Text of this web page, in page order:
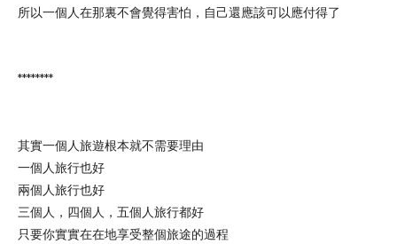
所以一個人在那裏不會覺得害怕，自己還應該可以應付得了
********
其實一個人旅遊根本就不需要理由
一個人旅行也好
兩個人旅行也好
三個人，四個人，五個人旅行都好
只要你實實在在地享受整個旅途的過程